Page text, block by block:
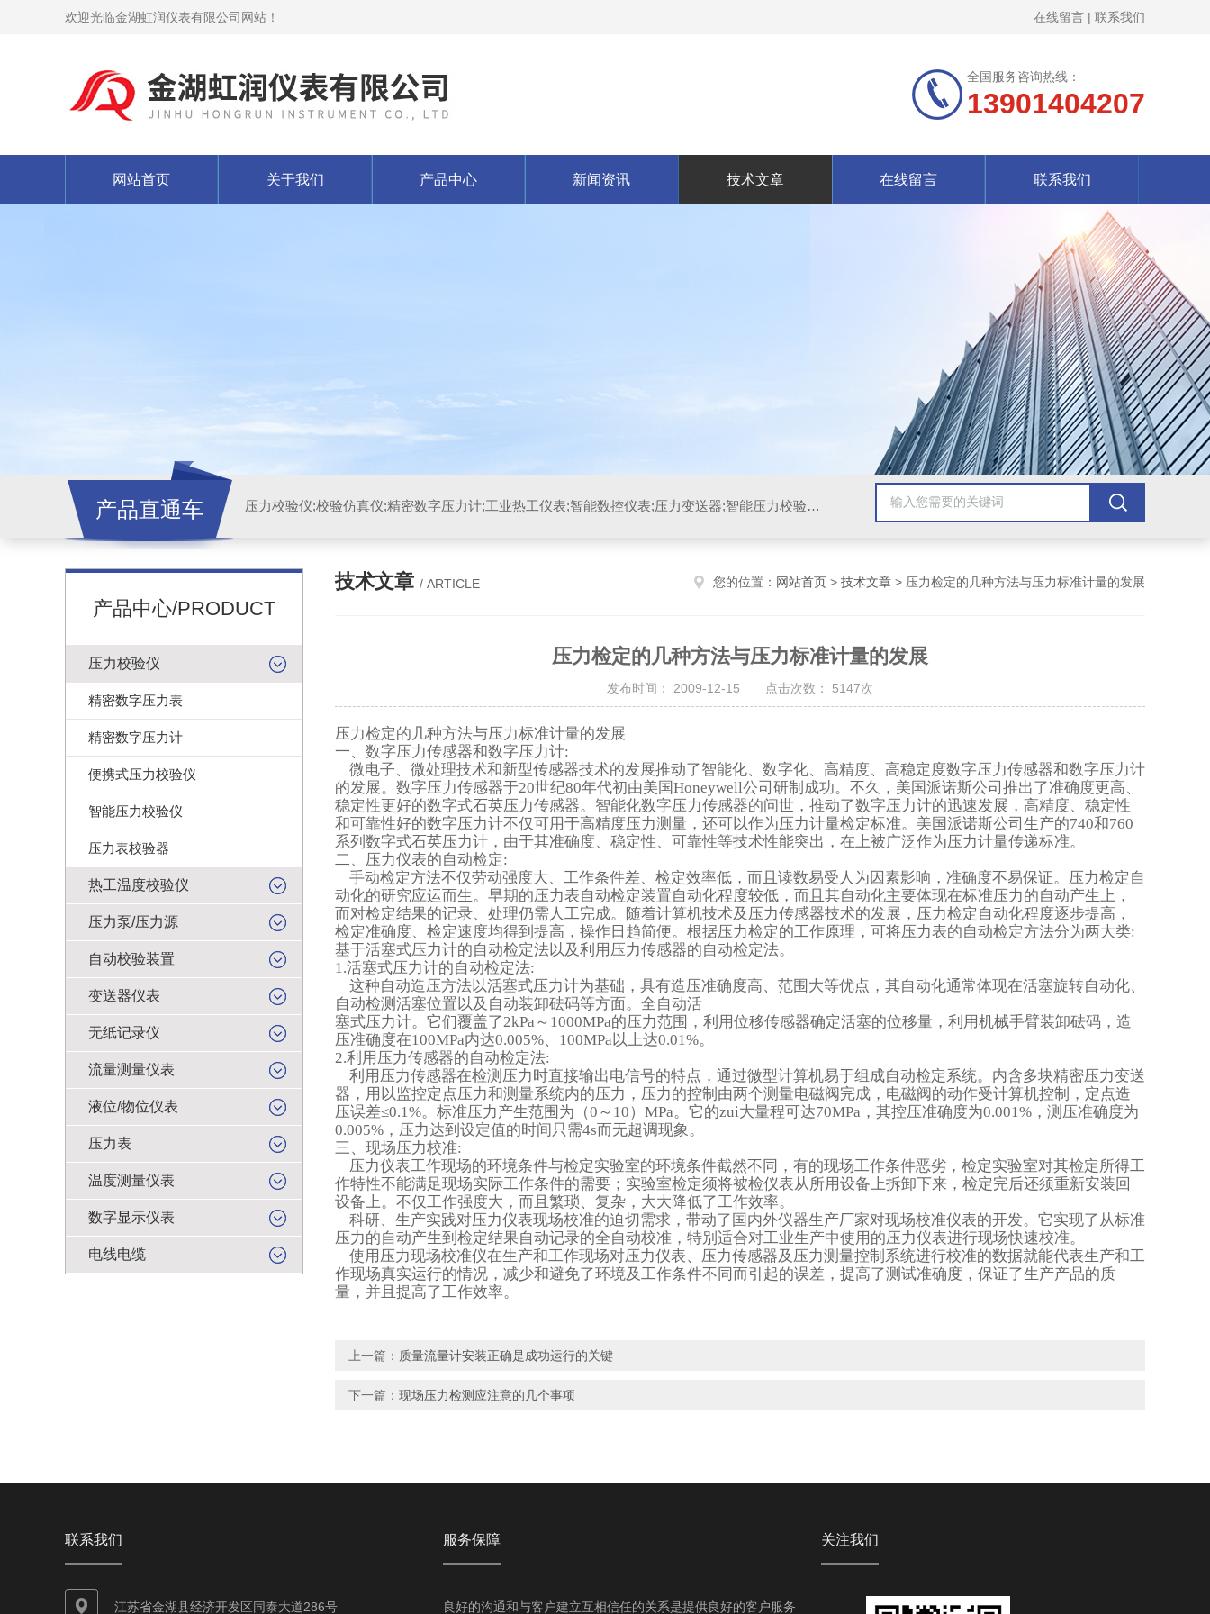
欢迎光临金湖虹润仪表有限公司网站！ 在线留言 | 联系我们
全国服务咨询热线：
13901404207
网站首页 关于我们 产品中心 新闻资讯 技术文章 在线留言 联系我们
产品直通车 压力校验仪;校验仿真仪;精密数字压力计;工业热工仪表;智能数控仪表;压力变送器;智能压力校验仪;热工校验仿真仪;智能数字压力计;压力泵
产品中心/PRODUCT
压力校验仪
精密数字压力表
精密数字压力计
便携式压力校验仪
智能压力校验仪
压力表校验器
热工温度校验仪
压力泵/压力源
自动校验装置
变送器仪表
无纸记录仪
流量测量仪表
液位/物位仪表
压力表
温度测量仪表
数字显示仪表
电线电缆
技术文章 / ARTICLE 您的位置： 网站首页 > 技术文章 > 压力检定的几种方法与压力标准计量的发展
压力检定的几种方法与压力标准计量的发展
发布时间： 2009-12-15 点击次数： 5147次
压力检定的几种方法与压力标准计量的发展
一、数字压力传感器和数字压力计:
微电子、微处理技术和新型传感器技术的发展推动了智能化、数字化、高精度、高稳定度数字压力传感器和数字压力计
的发展。数字压力传感器于20世纪80年代初由美国Honeywell公司研制成功。不久，美国派诺斯公司推出了准确度更高、
稳定性更好的数字式石英压力传感器。智能化数字压力传感器的问世，推动了数字压力计的迅速发展，高精度、稳定性
和可靠性好的数字压力计不仅可用于高精度压力测量，还可以作为压力计量检定标准。美国派诺斯公司生产的740和760
系列数字式石英压力计，由于其准确度、稳定性、可靠性等技术性能突出，在上被广泛作为压力计量传递标准。
二、压力仪表的自动检定:
手动检定方法不仅劳动强度大、工作条件差、检定效率低，而且读数易受人为因素影响，准确度不易保证。压力检定自
动化的研究应运而生。早期的压力表自动检定装置自动化程度较低，而且其自动化主要体现在标准压力的自动产生上，
而对检定结果的记录、处理仍需人工完成。随着计算机技术及压力传感器技术的发展，压力检定自动化程度逐步提高，
检定准确度、检定速度均得到提高，操作日趋简便。根据压力检定的工作原理，可将压力表的自动检定方法分为两大类:
基于活塞式压力计的自动检定法以及利用压力传感器的自动检定法。
1.活塞式压力计的自动检定法:
这种自动造压方法以活塞式压力计为基础，具有造压准确度高、范围大等优点，其自动化通常体现在活塞旋转自动化、
自动检测活塞位置以及自动装卸砝码等方面。全自动活
塞式压力计。它们覆盖了2kPa ～ 1000MPa的压力范围，利用位移传感器确定活塞的位移量，利用机械手臂装卸砝码，造
压准确度在100MPa内达0.005%、 100MPa 以上达0.01%。
2.利用压力传感器的自动检定法:
利用压力传感器在检测压力时直接输出电信号的特点，通过微型计算机易于组成自动检定系统。内含多块精密压力变送
器，用以监控定点压力和测量系统内的压力，压力的控制由两个测量电磁阀完成，电磁阀的动作受计算机控制，定点造
压误差≤0.1%。标准压力产生范围为 （0 ～ 10）MPa。它的zui大量程可达70MPa ，其控压准确度为0.001% ，测压准确度为
0.005% ，压力达到设定值的时间只需4s而无超调现象。
三、现场压力校准:
压力仪表工作现场的环境条件与检定实验室的环境条件截然不同，有的现场工作条件恶劣，检定实验室对其检定所得工
作特性不能满足现场实际工作条件的需要；实验室检定须将被检仪表从所用设备上拆卸下来，检定完后还须重新安装回
设备上。不仅工作强度大，而且繁琐、复杂，大大降低了工作效率。
科研、生产实践对压力仪表现场校准的迫切需求，带动了国内外仪器生产厂家对现场校准仪表的开发。它实现了从标准
压力的自动产生到检定结果自动记录的全自动校准，特别适合对工业生产中使用的压力仪表进行现场快速校准。
使用压力现场校准仪在生产和工作现场对压力仪表、压力传感器及压力测量控制系统进行校准的数据就能代表生产和工
作现场真实运行的情况，减少和避免了环境及工作条件不同而引起的误差，提高了测试准确度，保证了生产产品的质
量，并且提高了工作效率。
上一篇： 质量流量计安装正确是成功运行的关键
下一篇： 现场压力检测应注意的几个事项
联系我们
江苏省金湖县经济开发区同泰大道286号
服务保障
良好的沟通和与客户建立互相信任的关系是提供良好的客户服务
关注我们